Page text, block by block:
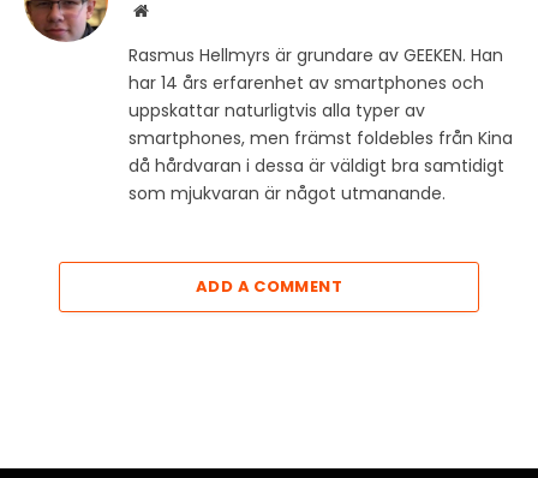
Website
Rasmus Hellmyrs är grundare av GEEKEN. Han
har 14 års erfarenhet av smartphones och
uppskattar naturligtvis alla typer av
smartphones, men främst foldebles från Kina
då hårdvaran i dessa är väldigt bra samtidigt
som mjukvaran är något utmanande.
ADD A COMMENT